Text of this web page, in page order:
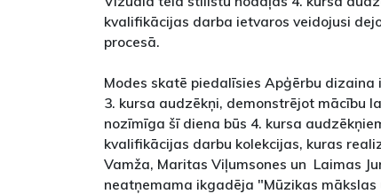
kvalifikācijas darba ietvaros veidojusi
procesā.
Modes skatē piedalīsies Apģērbu
3. kursa audzēkņi, demonstrējot mācību
nozīmīga šī diena būs 4. kursa
kvalifikācijas darbu kolekcijas, kuras
Vamža, Maritas Viļumsones un Laimas
neatņemama ikgadēja "Mūzikas